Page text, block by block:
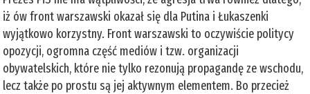
iż ów front warszawski okazał się dla Putina i Łukaszenki
wyjątkowo korzystny. Front warszawski to oczywiście politycy
opozycji, ogromna część mediów i tzw. organizacji
obywatelskich, które nie tylko rezonują propagandę ze wschodu,
lecz także po prostu są jej aktywnym elementem. Bo przecież